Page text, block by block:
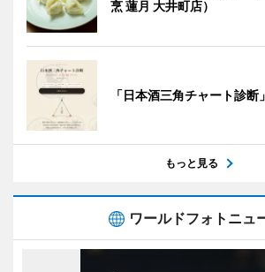
烹 蓮月 大井町店）
「日本酒三角チャート診断」
もっと見る
ワールドフォトニュ